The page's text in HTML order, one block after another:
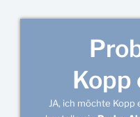
Kopp
JA, ich möchte